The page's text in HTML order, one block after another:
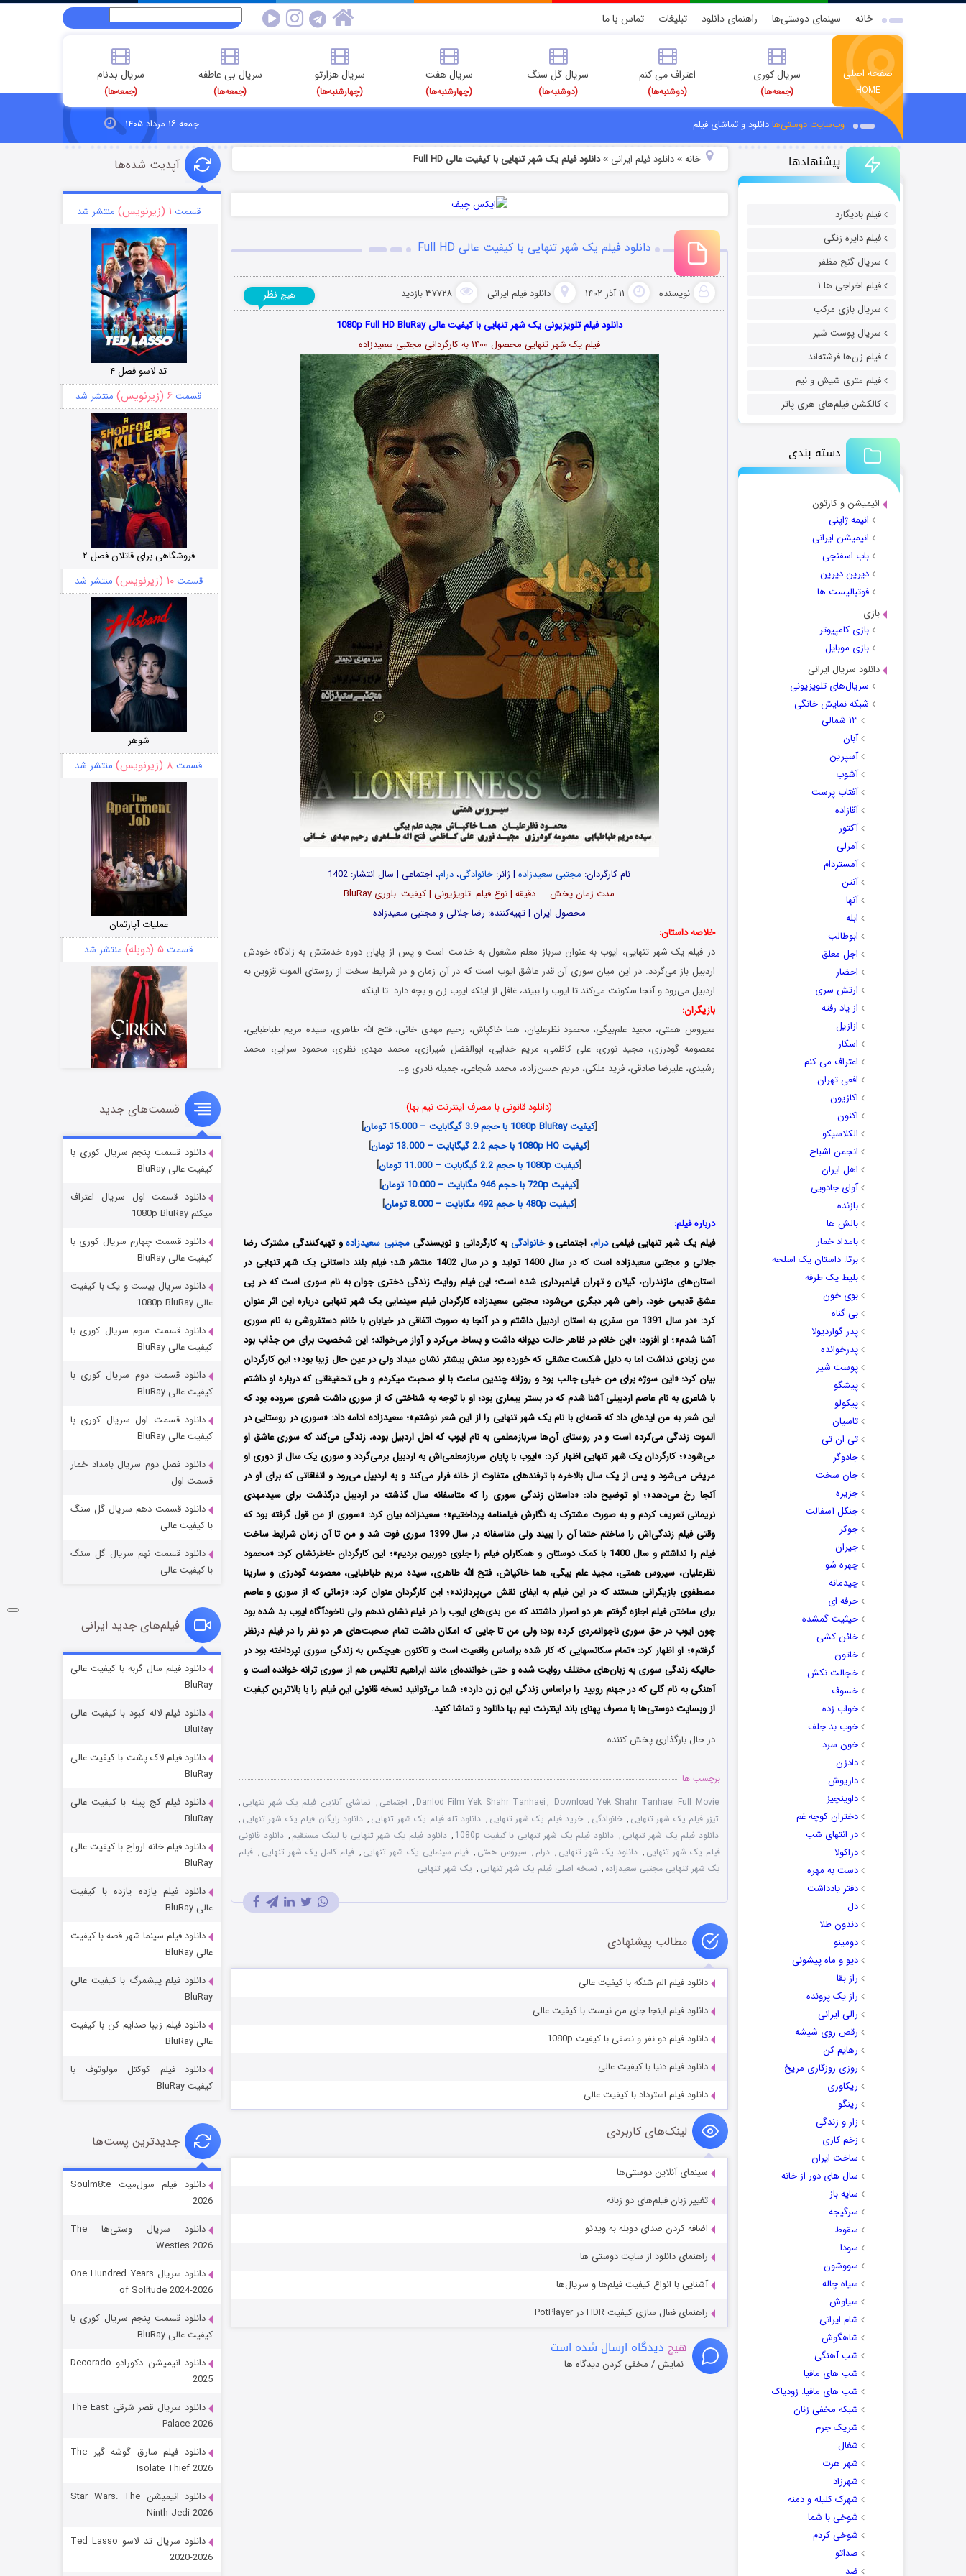
خانه سینمای دوستی‌ها راهنمای دانلود تبلیغات تماس با ما
صفحه اصلی
HOME
سریال کوری
(جمعه‌ها)
اعتراف می کنم
(دوشنبه‌ها)
سریال گل سنگ
(دوشنبه‌ها)
سریال هفت
(چهارشنبه‌ها)
سریال هزارتو
(چهارشنبه‌ها)
سریال بی عاطفه
(جمعه‌ها)
سریال بدنام
(جمعه‌ها)
وب‌سایت دوستی‌هادانلود و تماشای فیلم جمعه ۱۶ مرداد ۱۴۰۵
پیشنهادها
فیلم بادیگارد
فیلم دایره زنگی
سریال گنج مظفر
فیلم اخراجی ها ۱
سریال بازی مرکب
سریال پوست شیر
فیلم زن‌ها فرشته‌اند
فیلم متری شیش و نیم
کالکشن فیلم‌های هری پاتر
دسته بندی
انیمیشن و کارتون
انیمه ژاپنی
انیمیشن ایرانی
باب اسفنجی
دیرین دیرین
فوتبالیست ها
بازی
بازی کامپیوتر
بازی موبایل
دانلود سریال ایرانی
سریال‌های تلویزیونی
شبکه نمایش خانگی
۱۳ شمالی
آبان
آسپرین
آشوب
آفتاب پرست
آقازاده
آکتور
آمرلی
آمستردام
آنتن
آنها
ابله
ابوطالب
اجل معلق
احضار
ارتش سری
از یاد رفته
ازازیل
اسکار
اعتراف می کنم
افعی تهران
اکازیون
اکنون
الکلاسیکو
انجمن اشباح
اهل ایران
آوای جادویی
بازنده
بالش ها
بامداد خمار
برتا: داستان یک اسلحه
بلیط یک‌‌ طرفه
بوی خون
بی گناه
پدر گواردیولا
پدرخوانده
پوست شیر
پیشگو
پیکولو
تاسیان
تی ان تی
جادوگر
جان سخت
جزیره
جنگل آسفالت
جوکر
جیران
چهره شو
چیدمانه
حرفه ای
حیثیت گمشده
خائن کشی
خاتون
خجالت نکش
خسوف
خواب زده
خوب بد جلف
خون سرد
دادزن
داریوش
داوینچیز
دختران کوچه غم
در انتهای شب
دراکولا
دست به مهره
دفتر یادداشت
دل
دندون طلا
دومینو
دیو و ماه پیشونی
راز بقا
راز یک پرونده
رالی ایرانی
رقص روی شیشه
رهایم کن
روزی روزگاری مریخ
ریکاوری
رینگو
زار و زندگی
زخم کاری
ساخت ایران
سال های دور از خانه
سایه باز
سرگیجه
سقوط
سودا
سووشون
سیاه چاله
سیاوش
شام ایرانی
شاهگوش
شب آهنگی
شب های مافیا
شب های مافیا: زودیاک
شبکه مخفی زنان
شریک جرم
شغال
شهر هرت
شهرزاد
شهرک کلیله و دمنه
شوخی با شما
شوخی کردم
صداتو
ضد
خانه» دانلود فیلم‌ ایرانی »دانلود فیلم یک شهر تنهایی با کیفیت عالی Full HD
دانلود فیلم یک شهر تنهایی با کیفیت عالی Full HD
نویسنده ۱۱ آذر ۱۴۰۲ دانلود فیلم‌ ایرانی ۳۷۷۲۸ بازدید هیچ نظر
دانلود فیلم تلویزیونی یک شهر تنهایی با کیفیت عالی 1080p Full HD BluRay
فیلم یک شهر تنهایی محصول ۱۴۰۰ به کارگردانی مجتبی سعیدزاده
نام کارگردان: مجتبی سعیدزاده| ژانر: خانوادگی، درام، اجتماعی | سال انتشار: 1402
مدت‌‌ زمان پخش: … دقیقه | نوع فیلم: تلویزیونی | کیفیت: بلوری BluRay
محصول ایران | تهیه‎‌کننده: رضا جلالی و مجتبی سعیدزاده
خلاصه داستان:
در فیلم یک شهر تنهایی، ایوب به عنوان سرباز معلم مشغول به خدمت است و پس از پایان دوره خدمتش به زادگاه خودش
اردبیل باز می‌‌گردد. در این میان سوری آن قدر عاشق ایوب است که در آن زمان و در شرایط سخت از روستای الموت قزوین به
اردبیل می‌رود و آنجا سکونت می‌کند تا ایوب را ببیند، غافل از اینکه ایوب زن و بچه دارد. تا اینکه…
بازیگران:
سیروس همتی، مجید علم‌بیگی، محمود نظرعلیان، هما خاکپاش، رحیم مهدی خانی، فتح الله طاهری، سیده مریم طباطبایی،
معصومه گودرزی، مجید نوری، علی کاظمی، مریم خدایی، ابوالفضل شیرازی، محمد مهدی نظری، محمود سرابی، محمد
رشیدی، علیرضا صادقی، فرید ملکی، مریم حسن‌زاده، محمد شجاعی، جمیله نادری و…
(دانلود قانونی با مصرف اینترنت نیم بها)
[کیفیت 1080p BluRay با حجم 3.9 گیگابایت – 15.000 تومان
]
[کیفیت 1080p HQ با حجم 2.2 گیگابایت – 13.000 تومان
]
[کیفیت 1080p با حجم 2.2 گیگابایت – 11.000 تومان
]
[کیفیت 720p با حجم 946 مگابایت – 10.000 تومان
]
[کیفیت 480p با حجم 492 مگابایت – 8.000 تومان
]
درباره فیلم:
فیلم یک شهر تنهایی فیلمیدرام، اجتماعی وخانوادگی به کارگردانی و نویسندگی مجتبی سعیدزادهو تهیه‌کنندگی مشترک رضا
جلالی و مجتبی سعیدزاده است که در سال 1400 تولید و در سال 1402 منتشر شد؛ فیلم بلند داستانی یک شهر تنهایی در
استان‌های مازندران، گیلان و تهران فیلمبرداری شده است؛ این فیلم روایت زندگی دختری جوان به نام سوری است که در پی
عشق قدیمی خود، راهی شهر دیگری می‌شود؛ مجتبی سعیدزاده کارگردان فیلم سینمایی یک شهر تنهایی درباره این اثر عنوان
کرد: «در سال 1391 من سفری به استان اردبیل داشتم و در آنجا به صورت اتفاقی در خیابان با خانم دستفروشی به نام سوری
آشنا شدم»؛ او افزود: «این خانم در ظاهر حالت دیوانه داشت و بساط می‌کرد و آواز می‌خواند؛ این شخصیت برای من جذاب بود
سن زیادی نداشت اما به دلیل شکست عشقی که خورده بود سنش بیشتر نشان می‎داد ولی در عین حال زیبا بود»؛ این کارگردان
بیان کرد: «این سوژه برای من خیلی جالب بود و روزانه چندین ساعت با او صحبت می‎کردم و طی تحقیقاتی که درباره او داشتم
با شاعری به نام عاصم اردبیلی آشنا شدم که در بستر بیماری بود؛ او با توجه به شناختی که از سوری داشت شعری سروده بود که
این شعر به من ایده‌ای داد که قصه‌ای با نام یک شهر تنهایی را از این شعر نوشتم»؛ سعیدزاده ادامه داد: «سوری در روستایی در
الموت زندگی می‌کرده است و در روستای آن‌ها سربازمعلمی به نام ایوب که اهل اردبیل بوده، زندگی می‌کند که سوری عاشق او
می‌شود»؛ کارگردان یک شهر تنهایی اظهار کرد: «ایوب با پایان سربازمعلمی‌اش به اردبیل برمی‌گردد و سوری یک سال از دوری او
مریض می‌شود و پس از یک سال بالاخره با ترفندهای متفاوت از خانه فرار می‌کند و به اردبیل می‌رود و اتفاقاتی که برای او در
آنجا رخ می‌دهد»؛ او توضیح داد: «داستان زندگی سوری را که متاسفانه سال گذشته در اردبیل درگذشت برای سیدمهدی
نریمانی تعریف کردم و به صورت مشترک به نگارش فیلمنامه پرداختیم»؛ سعیدزاده بیان کرد: «سوری از من قول گرفته بود که
وقتی فیلم زندگی‌اش را ساختم حتما آن را ببیند ولی متاسفانه در سال 1399 سوری فوت شد و من تا آن زمان شرایط ساخت
فیلم را نداشتم و سال 1400 با کمک دوستان و همکاران فیلم را جلوی دوربین بردیم»؛ این کارگردان خاطرنشان کرد: «محمود
نظرعلیان، سیروس همتی، مجید علم بیگی، هما خاکپاش، فتح الله طاهری، سیده مریم طباطبایی، معصومه گودرزی و سارینا
مصطفوی بازیگرانی هستند که در این فیلم به ایفای نقش می‌پردازند»؛ این کارگردان عنوان کرد: «زمانی که از سوری و عاصم
برای ساختن فیلم اجازه گرفتم هر دو اصرار داشتند که من بدی‌های ایوب را در فیلم نشان ندهم ولی ناخودآگاه ایوب بد شده بود
چون ایوب در حق سوری ناجوانمردی کرده بود؛ ولی من تا جایی که امکان داشت تمام صحبت‌های هر دو نفر را در فیلم درنظر
گرفتم»؛ او اظهار کرد: «تمام سکانس‎هایی که کار شده براساس واقعیت است و تاکنون هیچکس به زندگی سوری نپرداخته بود در
حالیکه زندگی سوری به زبان‌های مختلف روایت شده و حتی خواننده‌ای مانند ابراهیم تاتلیس هم از سوری ترانه خوانده است و
آهنگی به نام گلی که در جهنم رویید را براساس زندگی این زن دارد»؛ شما می‌توانید نسخه قانونی این فیلم را با بالاترین کیفیت
از وبسایت دوستی‌ها با مصرف پهنای باند اینترنت نیم بها دانلود و تماشا کنید.
در حال بارگذاری پخش کننده...
برچسب ها
Danlod Film Yek Shahr Tanhaei, Download Yek Shahr Tanhaei Full Movie
, اجتماعی , تماشای آنلاین فیلم یک شهر تنهایی ,
تیزر فیلم یک شهر تنهایی , خانوادگی , خرید فیلم یک شهر تنهایی , دانلود تله فیلم یک شهر تنهایی , دانلود رایگان فیلم یک شهر تنهایی ,
دانلود فیلم یک شهر تنهایی , دانلود فیلم یک شهر تنهایی با کیفیت 1080p , دانلود فیلم یک شهر تنهایی با لینک مستقیم , دانلود قانونی
فیلم یک شهر تنهایی , دانلود یک شهر تنهایی , درام , سیروس همتی , فیلم سینمایی یک شهر تنهایی , فیلم کامل یک شهر تنهایی , فیلم
یک شهر تنهایی مجتبی سعیدزاده , نسخه اصلی فیلم یک شهر تنهایی , یک شهر تنهایی
مطالب پیشنهادی
دانلود فیلم الم شنگه با کیفیت عالی
دانلود فیلم اینجا جای من نیست با کیفیت عالی
دانلود فیلم دو نفر و نصفی با کیفیت 1080p
دانلود فیلم دنیا با کیفیت عالی
دانلود فیلم استرداد با کیفیت عالی
لینک‌های کاربردی
سینمای آنلاین دوستی‌ها
تغییر زبان فیلم‌های دو زبانه
اضافه کردن صدای دوبله به ویدئو
راهنمای دانلود از سایت دوستی ها
آشنایی با انواع کیفیت فیلم‌ها و سریال‌ها
راهنمای فعال سازی کیفیت HDR در PotPlayer
هیچ دیدگاه ارسال شده است
نمایش / مخفی کردن دیدگاه ها
آپدیت شده‌ها
قسمت ۱ (زیرنویس) منتشر شد
تد لاسو فصل ۴
قسمت ۶ (زیرنویس) منتشر شد
فروشگاهی برای قاتلان فصل ۲
قسمت۱۰ (زیرنویس) منتشر شد
شوهر
قسمت ۸ (زیرنویس) منتشر شد
عملیات آپارتمان
قسمت ۵ (دوبله) منتشر شد
سریال زشت
قسمت۲ (زیرنویس) منتشر شد
مردگان متحرک: شهر مرده ۳
شکست استوارت در نجات جهان
قسمت ۷ (زیرنویس) منتشر شد
شوگر فصل ۲
قسمت
خاندان اژدها فصل ۳
جادوگری در مغولستان
قسمت۶ (زیرنویس)
رویایی برای تو
قسمت۱۵ (دوبله)
قسمت‌های جدید
دانلود قسمت پنجم سریال کوری با
کیفیت عالی BluRay
دانلود قسمت اول سریال اعتراف
میکنم 1080p BluRay
دانلود قسمت چهارم سریال کوری با
کیفیت عالی BluRay
دانلود سریال بیست و یک با کیفیت
عالی 1080p BluRay
دانلود قسمت سوم سریال کوری با
کیفیت عالی BluRay
دانلود قسمت دوم سریال کوری با
کیفیت عالی BluRay
دانلود قسمت اول سریال کوری با
کیفیت عالی BluRay
دانلود فصل دوم سریال بامداد خمار
قسمت اول
دانلود قسمت دهم سریال گل سنگ
با کیفیت عالی
دانلود قسمت نهم سریال گل سنگ
با کیفیت عالی
فیلم‌های جدید ایرانی
دانلود فیلم سال گربه با کیفیت عالی
BluRay
دانلود فیلم لاله کبود با کیفیت عالی
BluRay
دانلود فیلم لاک پشت با کیفیت عالی
BluRay
دانلود فیلم کج‌ پیله با کیفیت عالی
BluRay
دانلود فیلم خانه ارواح با کیفیت عالی
BluRay
دانلود فیلم یازده یازده با کیفیت
عالی BluRay
دانلود فیلم سینما شهر قصه با کیفیت
عالی BluRay
دانلود فیلم پیشمرگ با کیفیت عالی
BluRay
دانلود فیلم زیبا صدایم کن با کیفیت
عالی BluRay
دانلود فیلم کوکتل مولوتوف با
کیفیت BluRay
جدیدترین پست‌ها
دانلود فیلم سول‌میت Soulm8te
2026
دانلود سریال وستی‌ها The
Westies 2026
دانلود سریال One Hundred Years
of Solitude 2024-2026
دانلود قسمت پنجم سریال کوری با
کیفیت عالی BluRay
دانلود انیمیشن دکورادو Decorado
2025
دانلود سریال قصر شرقی The East
Palace 2026
دانلود فیلم سارق گوشه گیر The
Isolate Thief 2026
دانلود انیمیشن Star Wars: The
Ninth Jedi 2026
دانلود سریال تد لاسو Ted Lasso
2020-2026